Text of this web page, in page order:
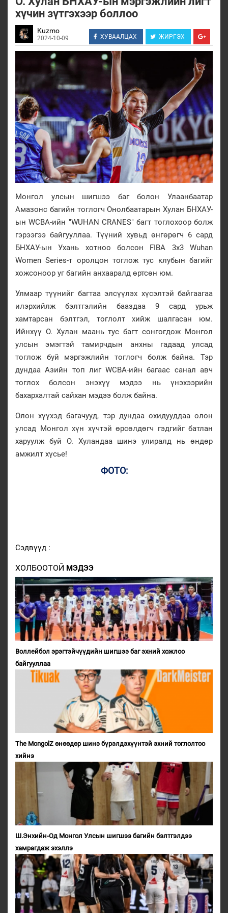
хүчин зүтгэхээр боллоо
Kuzmo
2024-10-09 ХУВААЛЦАХ ЖИРГЭХ
Монгол улсын шигшээ баг болон Улаанбаатар
Амазонс багийн тоглогч Онолбаатарын Хулан БНХАУ-
ын WCBA-ийн "WUHAN CRANES" багт тоглохоор болж
гэрээгээ байгууллаа. Түүний хувьд өнгөрөгч 6 сард
БНХАУ-ын Ухань хотноо болсон FIBA 3x3 Wuhan
Women Series-т оролцон тоглож тус клубын багийг
хожсоноор уг багийн анхааралд өртсөн юм.
Улмаар түүнийг багтаа элсүүлэх хүсэлтэй байгаагаа
илэрхийлж бэлтгэлийн бааздаа 9 сард урьж
хамтарсан бэлтгэл, тоглолт хийж шалгасан юм.
Ийнхүү О. Хулан маань тус багт сонгогдож Монгол
улсын эмэгтэй тамирчдын анхны гадаад улсад
тоглож буй мэргэжлийн тоглогч болж байна. Тэр
дундаа Азийн топ лиг WCBA-ийн багаас санал авч
тоглох болсон энэхүү мэдээ нь үнэхээрийн
бахархалтай сайхан мэдээ болж байна.
Олон хүүхэд багачууд, тэр дундаа охидууддаа олон
улсад Монгол хүн хүчтэй өрсөлдөгч гэдгийг батлан
харуулж буй О. Хуландаа шинэ улиралд нь өндөр
амжилт хүсье!
ФОТО:
Сэдвүүд :
ХОЛБООТОЙ МЭДЭЭ
Воллейбол эрэгтэйчүүдийн шигшээ баг эхний хожлоо
байгууллаа
The MongolZ өнөөдөр шинэ бүрэлдэхүүнтэй эхний тоглолтоо
хийнэ
Ш.Энхийн-Од Монгол Улсын шигшээ багийн бэлтгэлдээ
хамрагдаж эхэллэ